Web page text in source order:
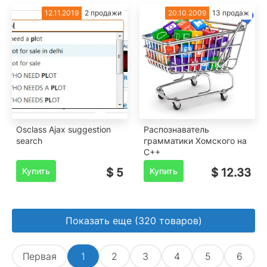
12.11.2019 2 продажи
Osclass Ajax suggestion
search
Купить $ 5
20.10.2009 13 продаж
Распознаватель
грамматики Хомского на
C++
Купить
$ 12.33
Показать еще (320 товаров)
Первая 1 2 3 4 5 6